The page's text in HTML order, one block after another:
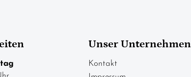
Unser Unternehmen
Kontakt